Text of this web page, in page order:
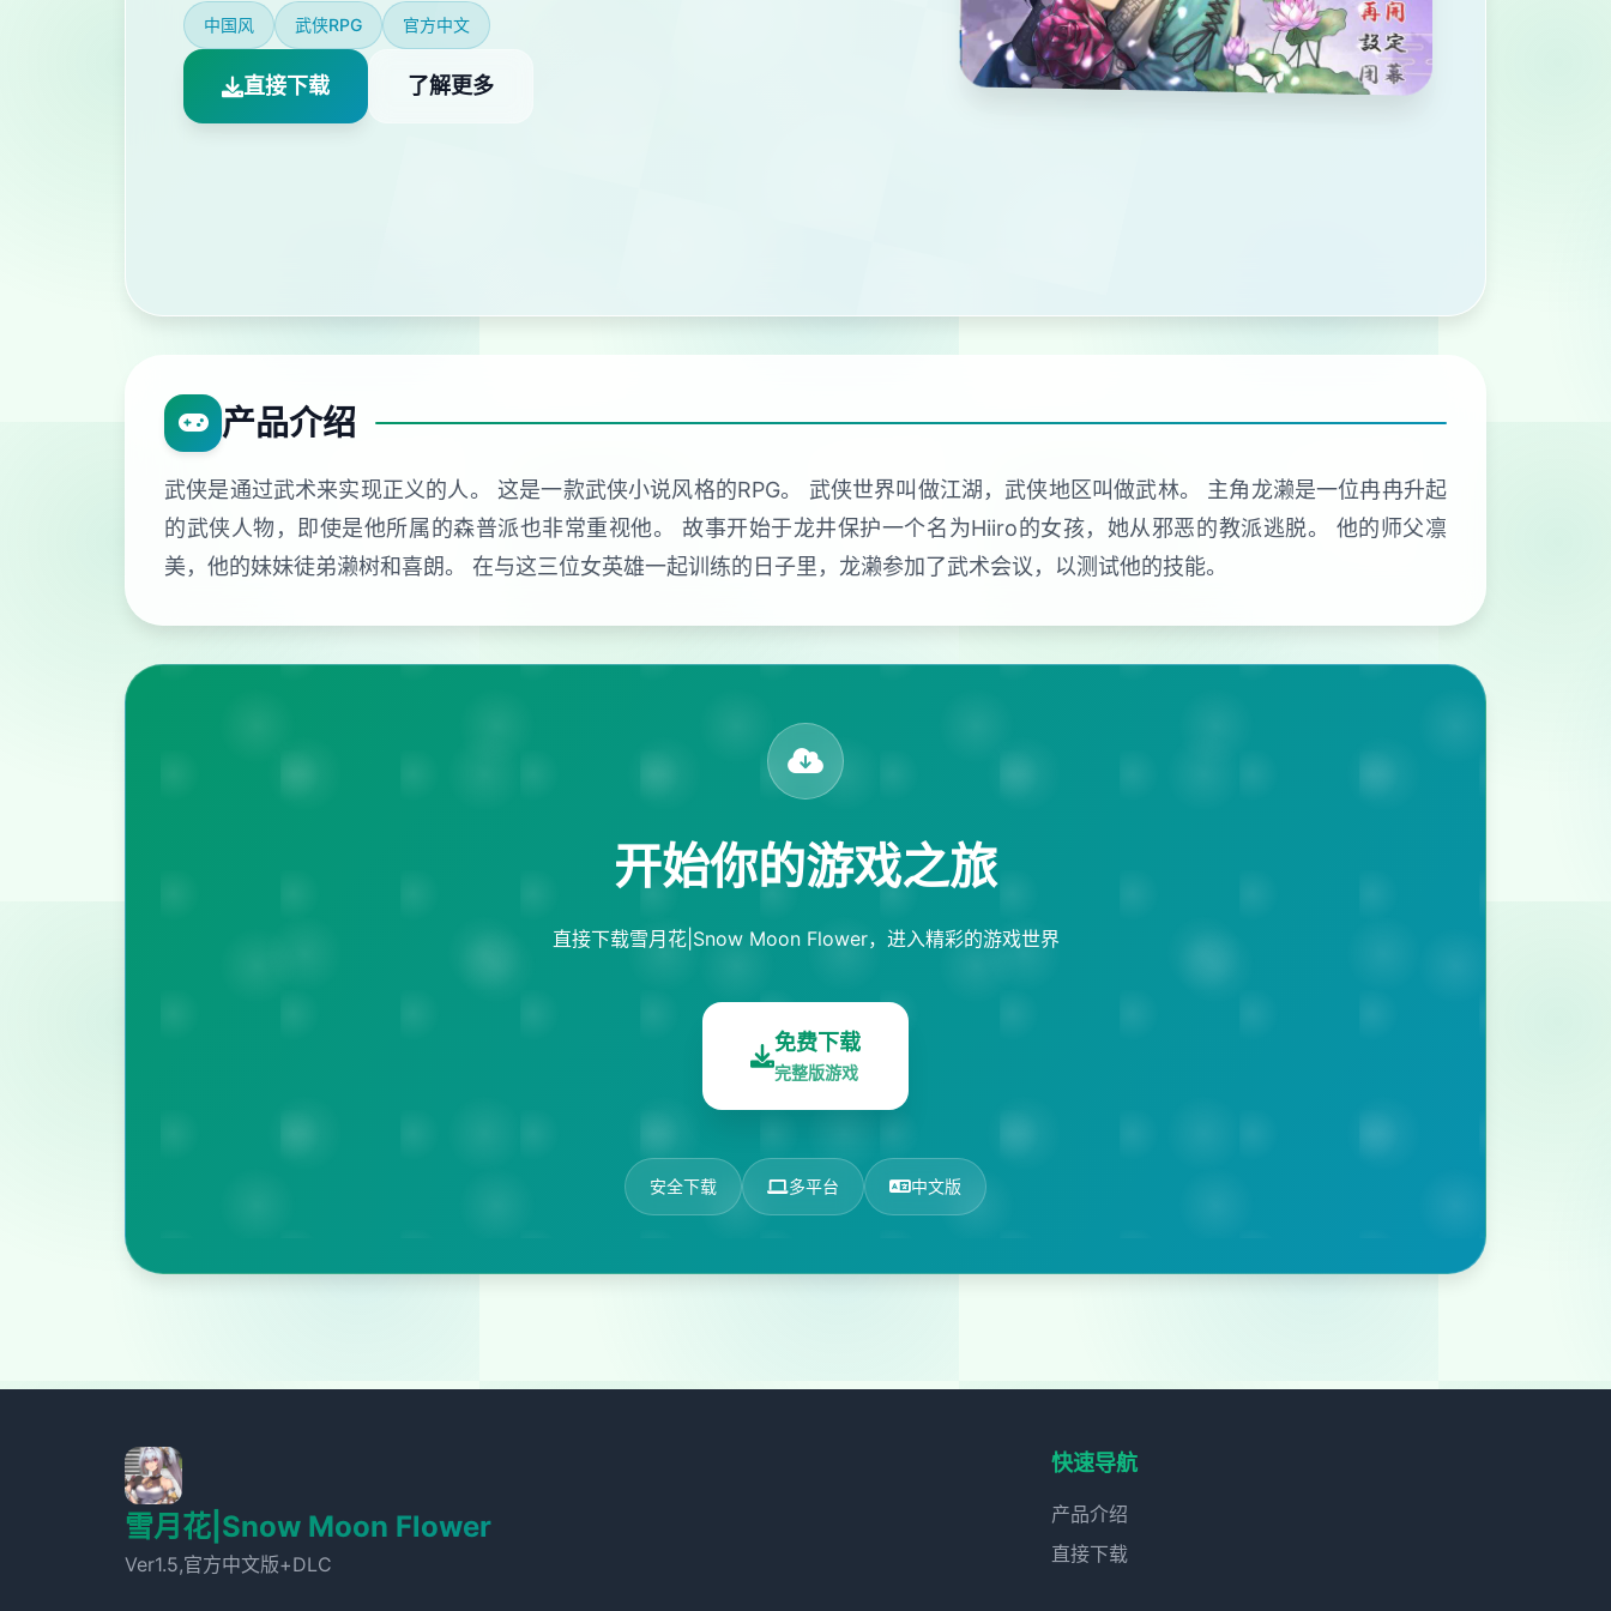
中国风 武侠RPG 官方中文
直接下载 了解更多
产品介绍
武侠是通过武术来实现正义的人。 这是一款武侠小说风格的RPG。 武侠世界叫做江湖，武侠地区叫做武林。 主角龙濑是一位冉冉升起
的武侠人物，即使是他所属的森普派也非常重视他。 故事开始于龙井保护一个名为Hiiro的女孩，她从邪恶的教派逃脱。 他的师父凛
美，他的妹妹徒弟濑树和喜朗。 在与这三位女英雄一起训练的日子里，龙濑参加了武术会议，以测试他的技能。
开始你的游戏之旅
直接下载雪月花|Snow Moon Flower，进入精彩的游戏世界
免费下载
完整版游戏
安全下载 多平台 中文版
雪月花|Snow Moon Flower
Ver1.5,官方中文版+DLC
快速导航
产品介绍
直接下载